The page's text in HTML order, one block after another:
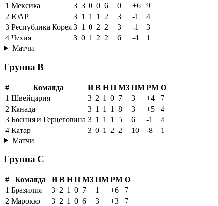
1 Мексика 3 3 0 0 6 0 +6
9
2 ЮАР 3 1 1 1 2 3 -1
4
3 Республика Корея 3 1 0 2 2 3 -1
3
4 Чехия 3 0 1 2 2 6 -4
1
Матчи
Группа B
# Команда И В Н П МЗ ПМ РМ О
1 Швейцария 3 2 1 0 7 3 +4
7
2 Канада 3 1 1 1 8 3 +5
4
3 Босния и Герцеговина 3 1 1 1 5 6 -1
4
4 Катар 3 0 1 2 2 10 -8
1
Матчи
Группа C
# Команда И В Н П МЗ ПМ РМ О
1 Бразилия 3 2 1 0 7 1 +6
7
2 Марокко 3 2 1 0 6 3 +3
7